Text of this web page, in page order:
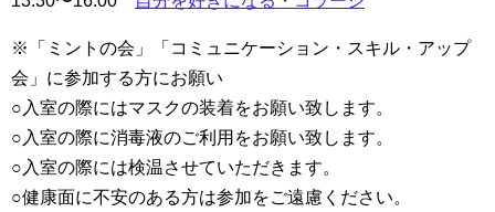
※「ミントの会」「コミュニケーション・スキル・アップ
会」に参加する方にお願い
○入室の際にはマスクの装着をお願い致します。
○入室の際に消毒液のご利用をお願い致します。
○入室の際には検温させていただきます。
○健康面に不安のある方は参加をご遠慮ください。